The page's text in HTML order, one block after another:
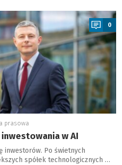
0
prasowa
w AI
inwestorów. Po świetnych
spółek technologicznych …